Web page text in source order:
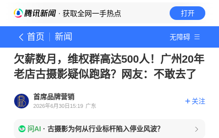
· 获取全网一手热点 打开
首页 新闻 无障碍
欠薪数月，维权群高达500人！广州20年
老店古摄影疑似跑路？网友：不敢去了
首席品牌营销
2026年6月30日15:19 广东
关注
问AI · 古摄影为何从行业标杆陷入停业风波？